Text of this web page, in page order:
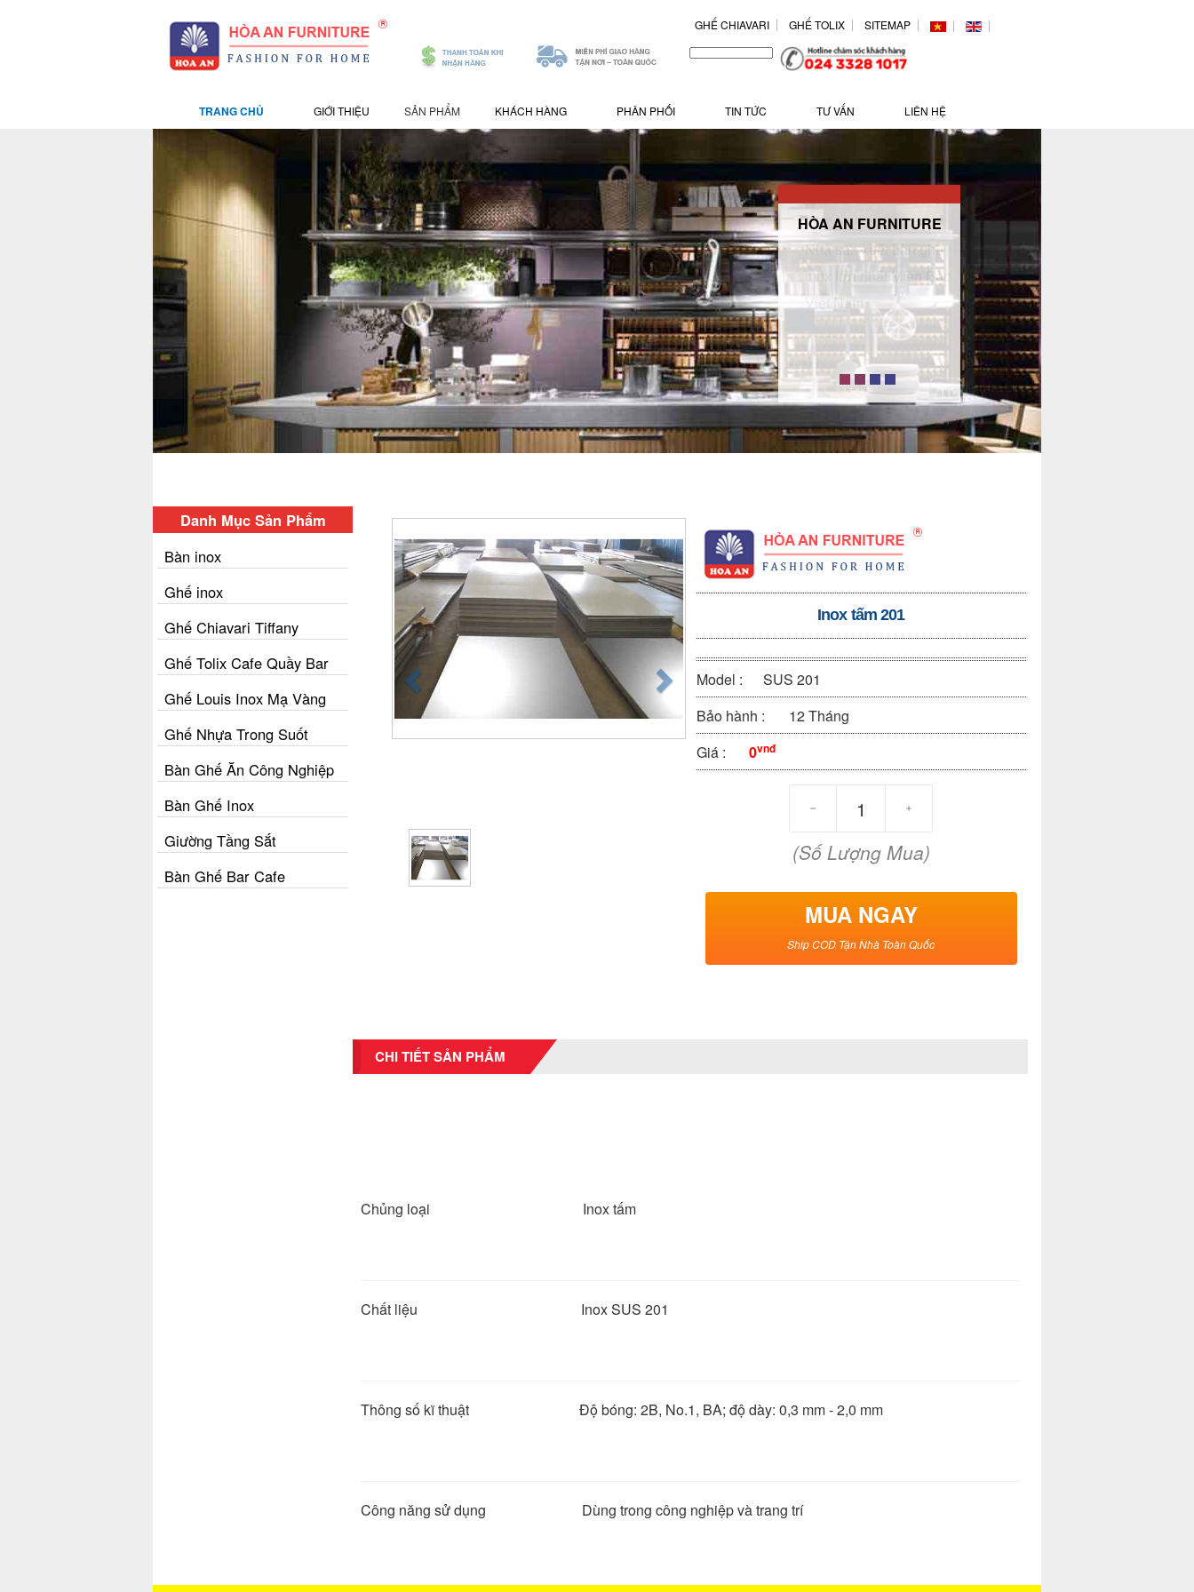
GHẾ CHIAVARI GHẾ TOLIX SITEMAP
TRANG CHỦ GIỚI THIỆU SẢN PHẨM KHÁCH HÀNG PHÂN PHỐI TIN TỨC TƯ VẤN LIÊN HỆ
HÒA AN FURNITURE
Danh Mục Sản Phẩm
Bàn inox
Ghế inox
Ghế Chiavari Tiffany
Ghế Tolix Cafe Quầy Bar
Ghế Louis Inox Mạ Vàng
Ghế Nhựa Trong Suốt
Bàn Ghế Ăn Công Nghiệp
Bàn Ghế Inox
Giường Tầng Sắt
Bàn Ghế Bar Cafe
Inox tấm 201
Model :
SUS 201
Bảo hành :
12 Tháng
Giá :
0vnđ
(Số Lượng Mua)
MUA NGAY
Ship COD Tận Nhà Toàn Quốc
CHI TIẾT SẢN PHẨM
Chủng loại Inox tấm
Chất liệu Inox SUS 201
Thông số kĩ thuật Độ bóng: 2B, No.1, BA; độ dày: 0,3 mm - 2,0 mm
Công năng sử dụng Dùng trong công nghiệp và trang trí